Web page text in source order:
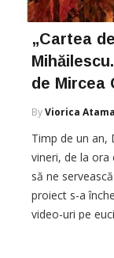
„Cartea
de Mircea
ByViorica
Timp de un an,
vineri, de la ora
să ne
proiect s-a
video-uri pe